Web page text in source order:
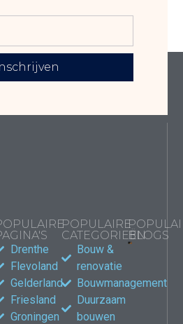
Drenthe
Flevoland
Gelderland
Friesland
Groningen
POPULAIRE
CATEGORIEËN
Bouw &
renovatie
Bouwmanagement
Duurzaam
bouwen
BLOGS
jouw